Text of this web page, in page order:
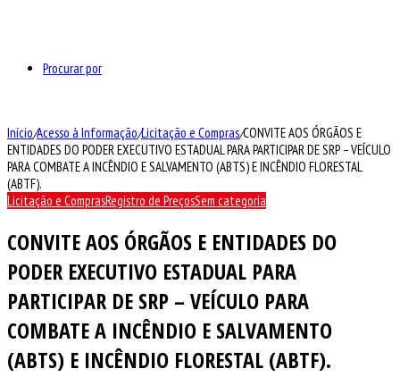
Procurar por
Início/Acesso à Informação/Licitação e Compras/CONVITE AOS ÓRGÃOS E
ENTIDADES DO PODER EXECUTIVO ESTADUAL PARA PARTICIPAR DE SRP – VEÍCULO
PARA COMBATE A INCÊNDIO E SALVAMENTO (ABTS) E INCÊNDIO FLORESTAL
(ABTF).
Licitação e ComprasRegistro de PreçosSem categoria
CONVITE AOS ÓRGÃOS E ENTIDADES DO
PODER EXECUTIVO ESTADUAL PARA
PARTICIPAR DE SRP – VEÍCULO PARA
COMBATE A INCÊNDIO E SALVAMENTO
(ABTS) E INCÊNDIO FLORESTAL (ABTF).